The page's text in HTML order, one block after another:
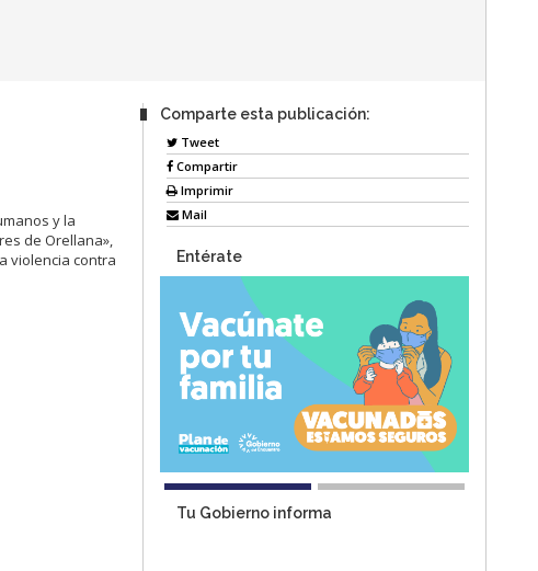
y la
de Orellana»,
violencia contra
Comparte esta publicación:
Tweet
Compartir
Imprimir
Mail
Entérate
Tu Gobierno informa